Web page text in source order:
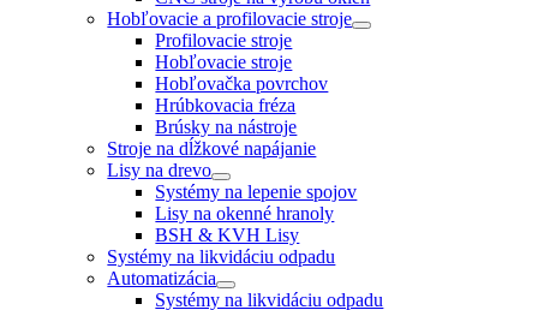
Hobľovacie a profilovacie stroje
Profilovacie stroje
Hobľovacie stroje
Hobľovačka povrchov
Hrúbkovacia fréza
Brúsky na nástroje
Stroje na dĺžkové napájanie
Lisy na drevo
Systémy na lepenie spojov
Lisy na okenné hranoly
BSH & KVH Lisy
Systémy na likvidáciu odpadu
Automatizácia
Systémy na likvidáciu odpadu